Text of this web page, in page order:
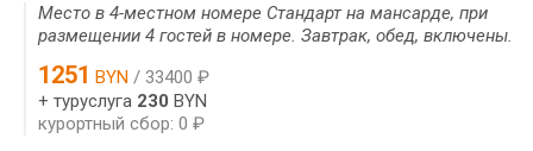
Место в 4-местном номере Стандарт на мансарде, при
размещении 4 гостей в номере. Завтрак, обед, включены.
1251 BYN / 33400 ₽
+ туруслуга 230 BYN
курортный сбор: 0 ₽